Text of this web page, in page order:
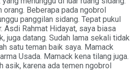
orang. Beberapa pada ngobrol
panggilan sidang. Tepat pukul
Asdi Rahmat Hidayat, saya biasa
juga datang. Sudah lama sekali tidak
satu teman baik saya. Mamack
Usada. Mamack kena tilang juga.
asik, karena ada temen ngobrol